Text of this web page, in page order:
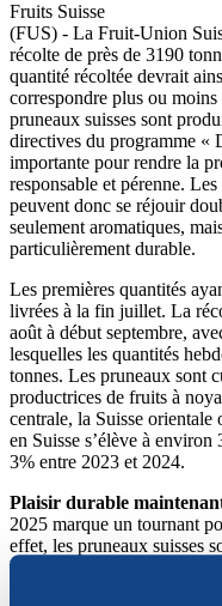
Fruits Suisse
(FUS) - La Fruit-Union
récolte de près de 3190
quantité récoltée devrait
correspondre plus ou
pruneaux suisses sont
directives du programme «
importante pour rendre la
responsable et pérenne.
peuvent donc se réjouir
seulement aromatiques,
particulièrement durable.
Les premières quantités
livrées à la fin juillet. La
août à début septembre,
lesquelles les quantités
tonnes. Les pruneaux sont
productrices de fruits à
centrale, la Suisse
en Suisse s’élève à environ
3% entre 2023 et 2024.
Plaisir durable
2025 marque un tournant
effet, les pruneaux suisses
les directives du